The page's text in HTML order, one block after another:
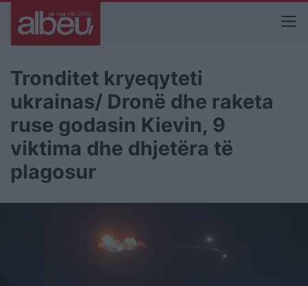
Tronditet kryeqyteti
ukrainas/ Dronë dhe raketa
ruse godasin Kievin, 9
viktima dhe dhjetëra të
plagosur